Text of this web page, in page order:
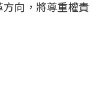
向，將尊重權責